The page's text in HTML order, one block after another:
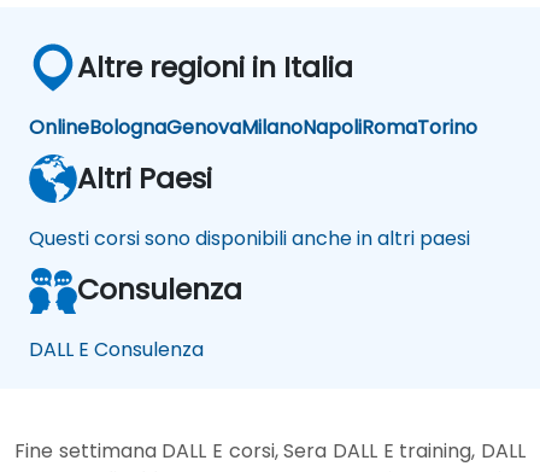
Altre regioni in Italia
OnlineBolognaGenovaMilanoNapoliRomaTorino
Altri Paesi
Questi corsi sono disponibili anche in altri paesi
Consulenza
DALL E Consulenza
Fine settimana DALL E corsi, Sera DALL E training, DALL